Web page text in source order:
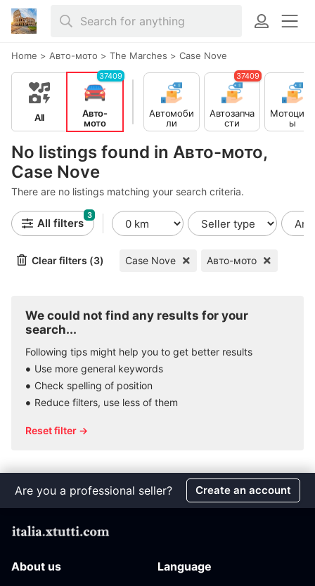
Home > Авто-мото > The Marches > Case Nove
No listings found in Авто-мото,
Case Nove
There are no listings matching your search criteria.
All
Авто-
мото
37409
Автомоби
ли
Автозапча
сти
37409
Мотоцикл
ы
All filters
3
Clear filters (3) Case Nove Авто-мото
We could not find any results for your
search...
Following tips might help you to get better results
Use more general keywords
Check spelling of position
Reduce filters, use less of them
Reset filter →
Are you a professional seller? Create an account
About us Language